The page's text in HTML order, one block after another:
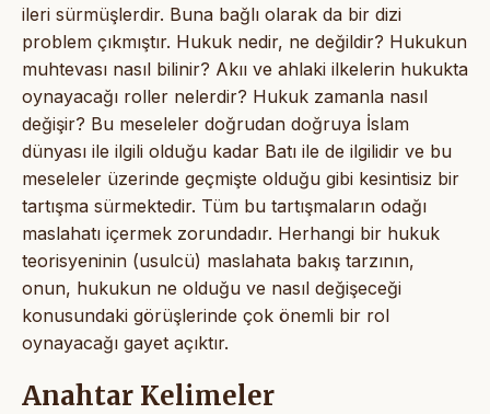
ileri sürmüşlerdir. Buna bağlı olarak da bir dizi
problem çıkmıştır. Hukuk nedir, ne değildir? Hukukun
muhtevası nasıl bilinir? Akıı ve ahlaki ilkelerin hukukta
oynayacağı roller nelerdir? Hukuk zamanla nasıl
değişir? Bu meseleler doğrudan doğruya İslam
dünyası ile ilgili olduğu kadar Batı ile de ilgilidir ve bu
meseleler üzerinde geçmişte olduğu gibi kesintisiz bir
tartışma sürmektedir. Tüm bu tartışmaların odağı
maslahatı içermek zorundadır. Herhangi bir hukuk
teorisyeninin (usulcü) maslahata bakış tarzının,
onun, hukukun ne olduğu ve nasıl değişeceği
konusundaki görüşlerinde çok önemli bir rol
oynayacağı gayet açıktır.
Anahtar Kelimeler